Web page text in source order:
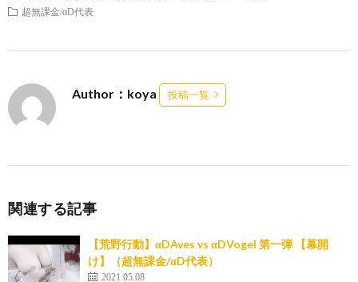
超無課金/αD代表
Author：koya 投稿一覧
関連する記事
【荒野行動】αDAves vs αDVogel 第一弾 【幕開
け】（超無課金/αD代表）
2021.05.08